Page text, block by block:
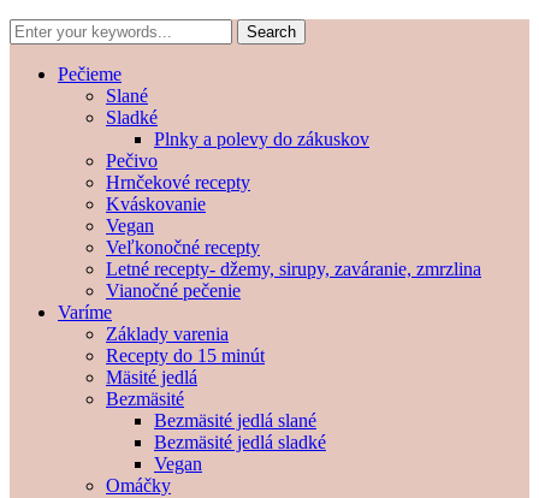
Pečieme
Slané
Sladké
Plnky a polevy do zákuskov
Pečivo
Hrnčekové recepty
Kváskovanie
Vegan
Veľkonočné recepty
Letné recepty- džemy, sirupy, zaváranie, zmrzlina
Vianočné pečenie
Varíme
Základy varenia
Recepty do 15 minút
Mäsité jedlá
Bezmäsité
Bezmäsité jedlá slané
Bezmäsité jedlá sladké
Vegan
Omáčky